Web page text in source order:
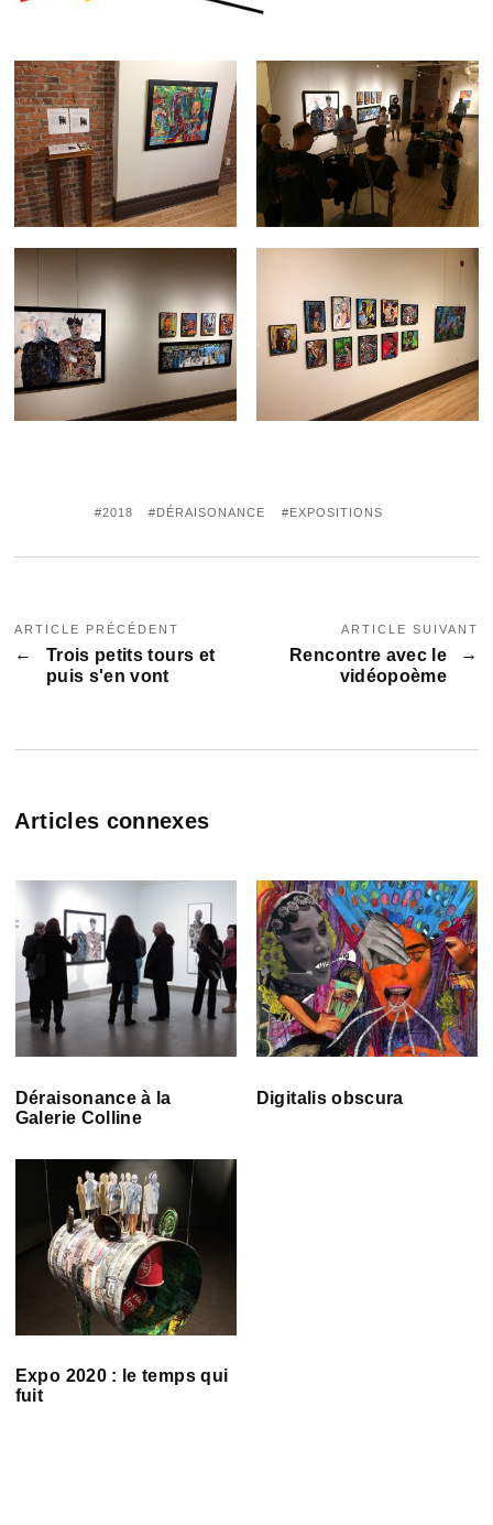
2018 DÉRAISONANCE EXPOSITIONS
ARTICLE PRÉCÉDENT
Trois petits tours et
puis s'en vont
ARTICLE SUIVANT
Rencontre avec le
vidéopoème
Articles connexes
Déraisonance à la
Galerie Colline
Digitalis obscura
Expo 2020 : le temps qui
fuit